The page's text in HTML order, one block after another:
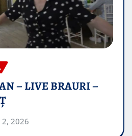
– LIVE BRAURI –
2, 2026